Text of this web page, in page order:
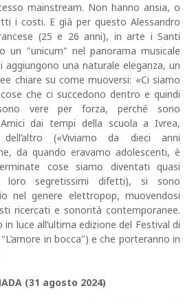
mainstream. Non hanno ansia, o
i costi. E già per questo Alessandro
(25 e 26 anni), in arte i Santi
un "unicum" nel panorama musicale
aggiungono una naturale eleganza, un
chiare su come muoversi: «Ci siamo
che ci succedono dentro e quindi
vere per forza, perché sono
dai tempi della scuola a Ivrea,
(«Viviamo da dieci anni
da quando eravamo adolescenti, è
cose siamo diventati quasi
loro segretissimi difetti), si sono
nel genere elettropop, muovendosi
ricercati e sonorità contemporanee.
luce all’ultima edizione del Festival di
in bocca") e che porteranno in
(31 agosto 2024)